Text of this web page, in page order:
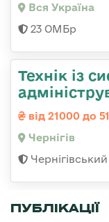
Вся Україна
23 ОМБр
Технік із
від 21000 до
Чернігів
ПУБЛІКАЦІЇ